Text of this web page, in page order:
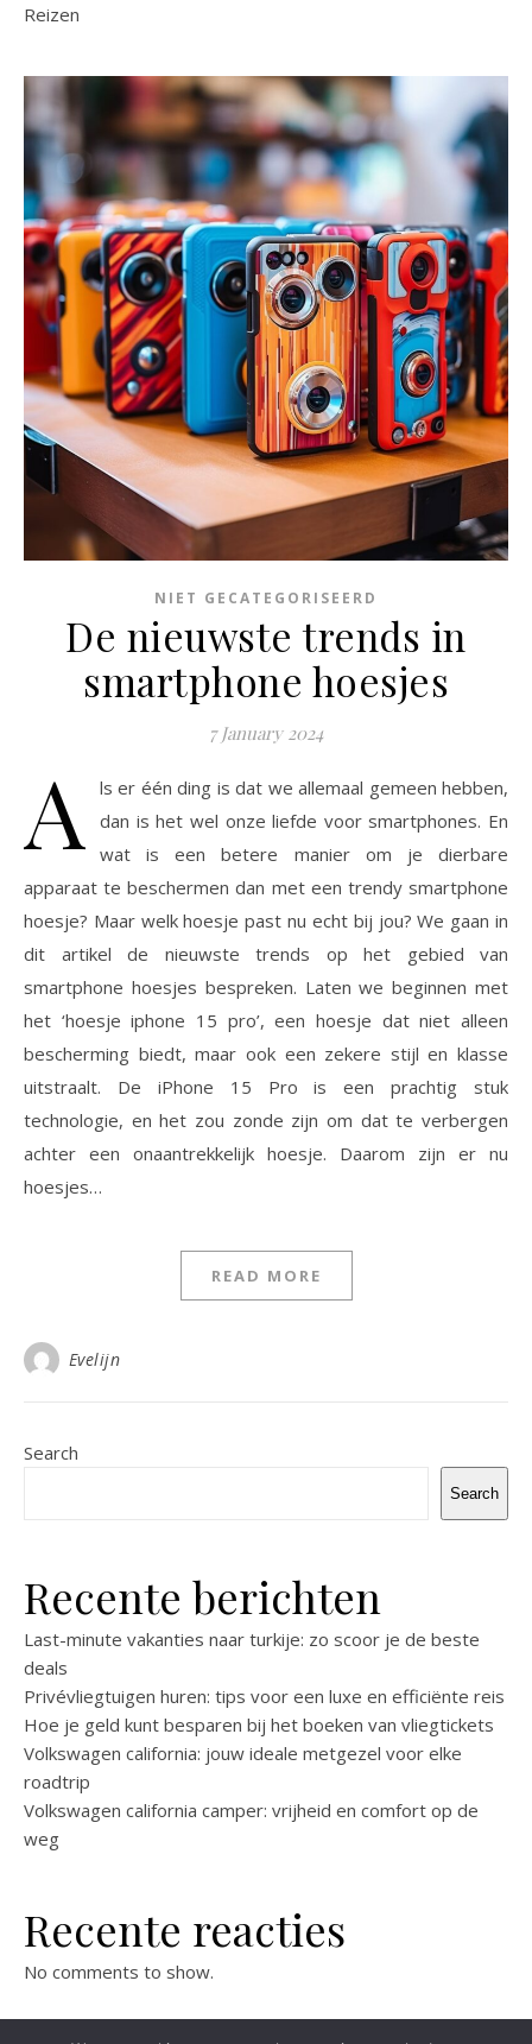
Reizen
NIET GECATEGORISEERD
De nieuwste trends in
smartphone hoesjes
7 January 2024
A
ls er één ding is dat we allemaal gemeen hebben,
dan is het wel onze liefde voor smartphones. En
wat is een betere manier om je dierbare
apparaat te beschermen dan met een trendy smartphone
hoesje? Maar welk hoesje past nu echt bij jou? We gaan in
dit artikel de nieuwste trends op het gebied van
smartphone hoesjes bespreken. Laten we beginnen met
het ‘hoesje iphone 15 pro’, een hoesje dat niet alleen
bescherming biedt, maar ook een zekere stijl en klasse
uitstraalt. De iPhone 15 Pro is een prachtig stuk
technologie, en het zou zonde zijn om dat te verbergen
achter een onaantrekkelijk hoesje. Daarom zijn er nu
hoesjes…
READ MORE
Evelijn
Search
Search
Recente berichten
Last-minute vakanties naar turkije: zo scoor je de beste
deals
Privévliegtuigen huren: tips voor een luxe en efficiënte reis
Hoe je geld kunt besparen bij het boeken van vliegtickets
Volkswagen california: jouw ideale metgezel voor elke
roadtrip
Volkswagen california camper: vrijheid en comfort op de
weg
Recente reacties
No comments to show.